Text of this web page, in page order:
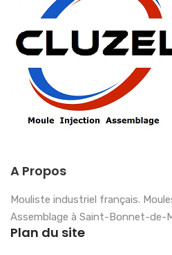
A Propos
Mouliste industriel français.
Assemblage à Saint-Bonnet-de-
Plan du site